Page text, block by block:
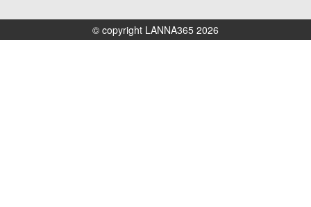
© copyright LANNA365 2026